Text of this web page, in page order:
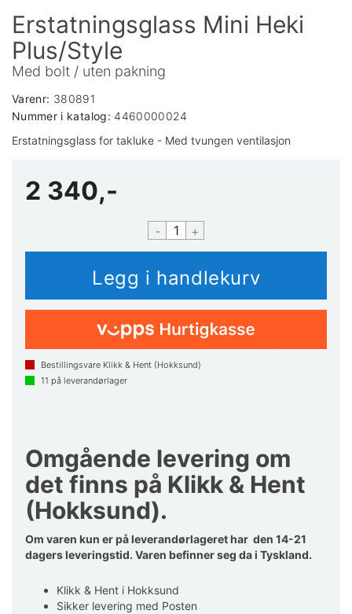
Erstatningsglass Mini Heki
Plus/Style
Med bolt / uten pakning
Varenr: 380891
Nummer i katalog: 4460000024
Erstatningsglass for takluke - Med tvungen ventilasjon
2 340,-
- +
Bestillingsvare Klikk & Hent (Hokksund)
11 på leverandørlager
Omgående levering om
det finns på Klikk & Hent
(Hokksund).
Om varen kun er på leverandørlageret har den 14-21
dagers leveringstid. Varen befinner seg da i Tyskland.
Klikk & Hent i Hokksund
Sikker levering med Posten